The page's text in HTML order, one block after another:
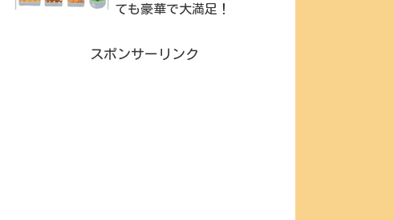
ても豪華で大満足！
スポンサーリンク